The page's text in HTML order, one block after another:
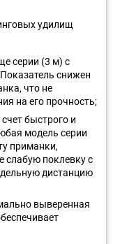
удилищ
серии (3 м) с
снижен
что не
на его прочность;
быстрого и
модель серии
приманки,
слабую поклевку с
дистанцию
выверенная